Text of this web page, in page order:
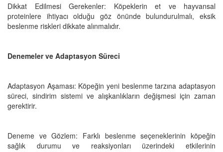
Dikkat Edilmesi Gerekenler: Köpeklerin et ve hayvansal
proteinlere ihtiyacı olduğu göz önünde bulundurulmalı, eksik
beslenme riskleri dikkate alınmalıdır.
Denemeler ve Adaptasyon Süreci
Adaptasyon Aşaması: Köpeğin yeni beslenme tarzına adaptasyon
süreci, sindirim sistemi ve alışkanlıkların değişmesi için zaman
gerektirir.
Deneme ve Gözlem: Farklı beslenme seçeneklerinin köpeğin
sağlık durumu ve reaksiyonları üzerindeki etkilerinin